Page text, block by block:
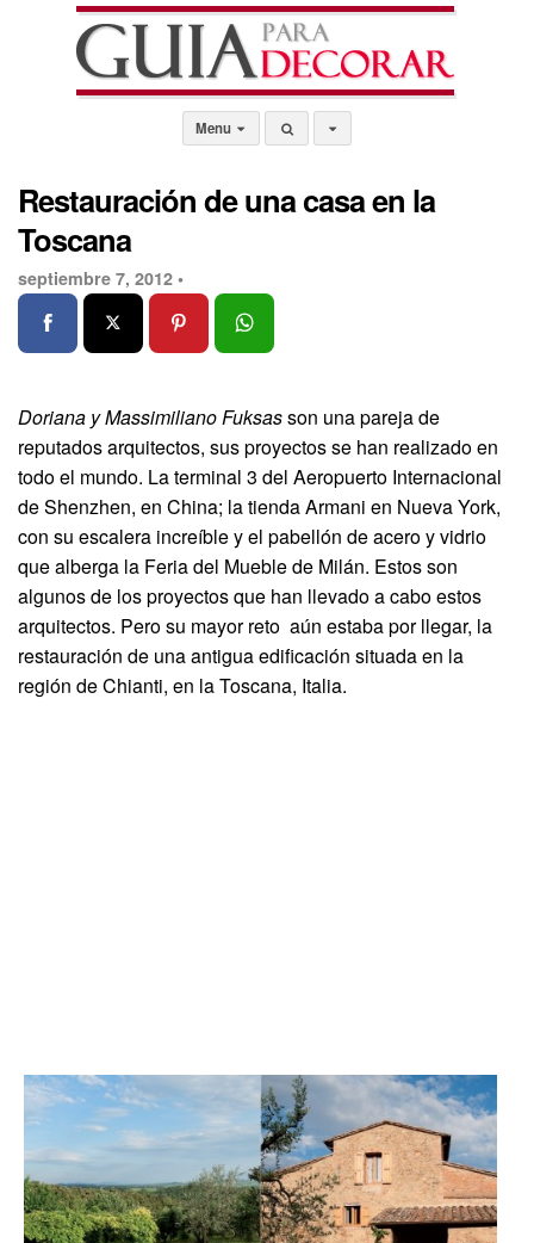
Menu
Restauración de una casa en la
Toscana
septiembre 7, 2012 •
Doriana y Massimiliano Fuksasson una pareja de
reputados arquitectos, sus proyectos se han realizado en
todo el mundo. La terminal 3 del Aeropuerto Internacional
de Shenzhen, en China; la tienda Armani en Nueva York,
con su escalera increíble y el pabellón de acero y vidrio
que alberga la Feria del Mueble de Milán. Estos son
algunos de los proyectos que han llevado a cabo estos
arquitectos. Pero su mayor reto aún estaba por llegar, la
restauración de una antigua edificación situada en la
región de Chianti, en la Toscana, Italia.